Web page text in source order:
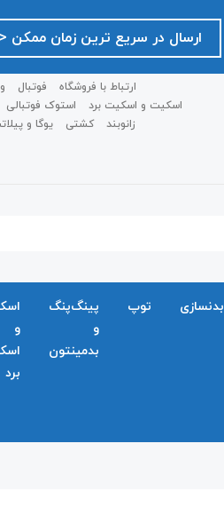
ارسال در سریع ترین زمان ممکن ‌< تماس
ارتباط با فروشگاه فوتبال
اسکیت و اسکیت برد
استوک فوتبالی
زانوبند
کشتی یوگا و
بدنسازی توپ
پینگ‌پنگ
و
بدمينتون
و
برد